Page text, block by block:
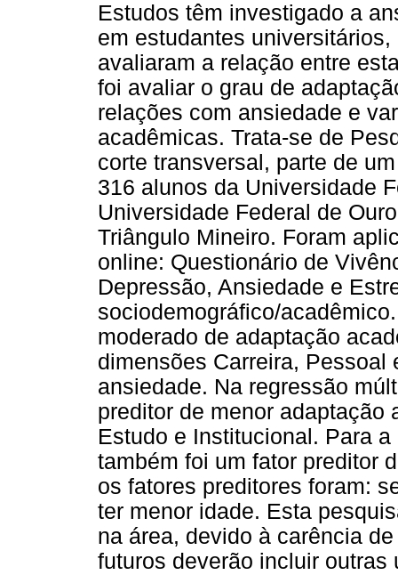
Estudos têm investigado a
em estudantes
avaliaram a relação entre
foi avaliar o grau de
relações com ansiedade e
acadêmicas. Trata-se de
corte transversal, parte de
316 alunos da Universidade
Universidade Federal de
Triângulo Mineiro. Foram
online: Questionário de
Depressão, Ansiedade e
sociodemográfico/
moderado de adaptação
dimensões Carreira,
ansiedade. Na regressão
preditor de menor adaptação
Estudo e Institucional. Para
também foi um fator preditor
os fatores preditores foram:
ter menor idade. Esta
na área, devido à carência
futuros deverão incluir